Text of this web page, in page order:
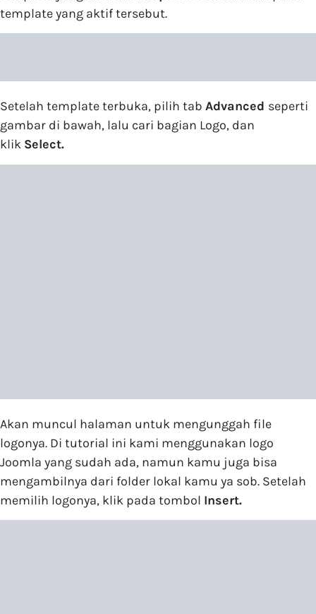
template yang aktif tersebut.
Setelah template terbuka, pilih tab Advanced seperti
gambar di bawah, lalu cari bagian Logo, dan
klik Select.
Akan muncul halaman untuk mengunggah file
logonya. Di tutorial ini kami menggunakan logo
Joomla yang sudah ada, namun kamu juga bisa
mengambilnya dari folder lokal kamu ya sob. Setelah
memilih logonya, klik pada tombol Insert.